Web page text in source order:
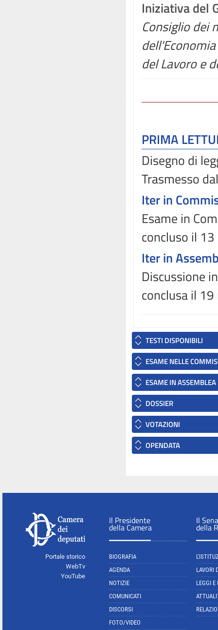
Iniziativa del
Consiglio dei
del Lavoro e
PRIMA
Disegno di
Trasmesso
Iter in
Esame in
concluso il
Iter in
Discussione
conclusa il
TESTI DISPONIBILI
ESAME NELLE
ESAME IN ASSEMBLEA
DOSSIER
VOTAZIONI
OPENDATA
Portale storico
WebTv
YouTube
Il Presidente
della Camera
BIOGRAFIA
AGENDA
NOTIZIE
COMUNICATI
DISCORSI
FOTO/VIDEO
Il
della
LAVORI
LEGGI E